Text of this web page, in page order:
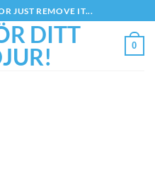
JUST REMOVE IT...
0